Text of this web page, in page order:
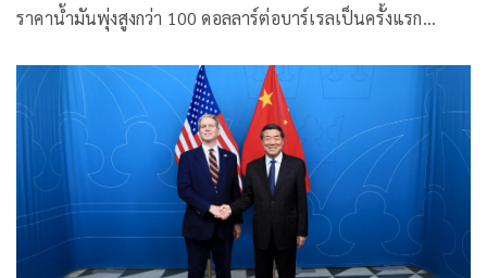
ราคาน้ำมันพุ่งสูงกว่า 100 ดอลลาร์ต่อบาร์เรลเป็นครั้งแรก…